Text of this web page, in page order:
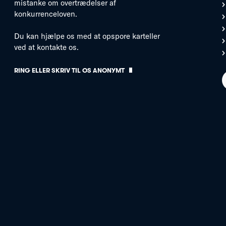
mistanke om overtrædelser af
konkurrenceloven.
Du kan hjælpe os med at opspore karteller
ved at kontakte os.
RING ELLER SKRIV TIL OS ANONYMT